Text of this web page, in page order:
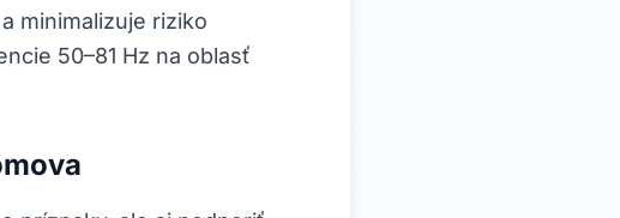
minimalizuje riziko
50–81 Hz na oblasť